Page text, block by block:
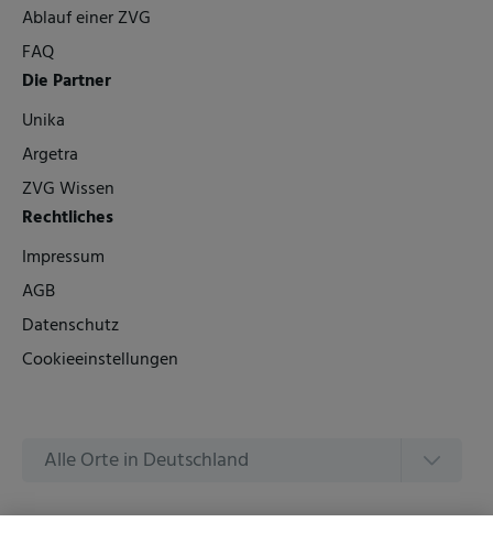
Ablauf einer ZVG
FAQ
Die Partner
Unika
Argetra
ZVG Wissen
Rechtliches
Impressum
AGB
Datenschutz
Cookieeinstellungen
Alle Orte in Deutschland